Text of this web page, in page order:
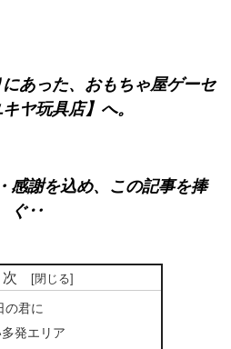
あった、おもちゃ屋ゲーセ
ヤ玩具店】へ。
感謝を込め、この記事を捧
ぐ‥
君に
発エリア